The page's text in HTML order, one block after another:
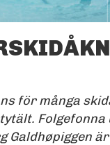
EMIL ERIKSSON/STRYN
SOMMERSKI
för många
Folgefonna
Galdhøpiggen